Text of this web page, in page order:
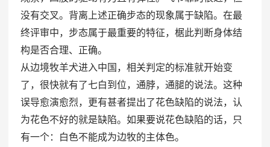
没有交叉。背离上述正确步态的现象属于缺陷。在最
终评审中，步态属于最重要的特征，椐此判断身体结
构是否合理、正确。
从边境牧羊犬进入中国，相关判定的标准就开始变
了，很快就有了七白到位，通脖，通腿的说法。这种
误导愈演愈烈，更有甚者提出了花色缺陷的说法，认
为花色不好的就是缺陷。如果要说花色缺陷的话，只
有一个：白色不能成为边牧的主体色。